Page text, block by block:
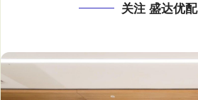
关注 盛达优配